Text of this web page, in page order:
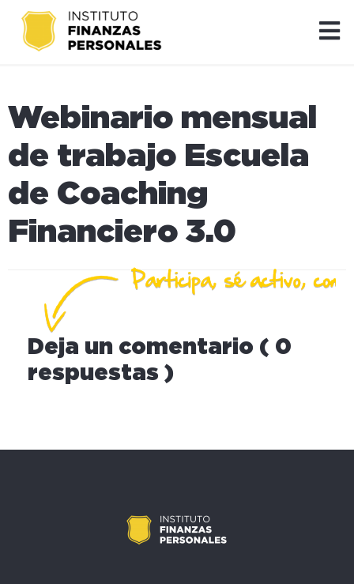
Webinario mensual
de trabajo Escuela
de Coaching
Financiero 3.0
Deja un comentario ( 0
respuestas )